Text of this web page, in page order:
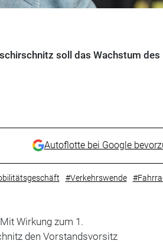
soll das Wachstum des
Autoflotte bei Google
#Verkehrswende
Wirkung zum 1.
den Vorstandsvorsitz